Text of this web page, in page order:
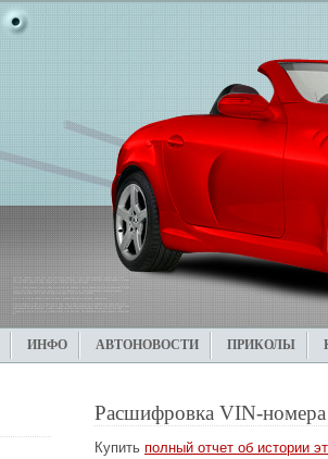
ИНФО АВТОНОВОСТИ ПРИКОЛЫ
Расшифровка VIN-номера
Купить полный отчет об истории